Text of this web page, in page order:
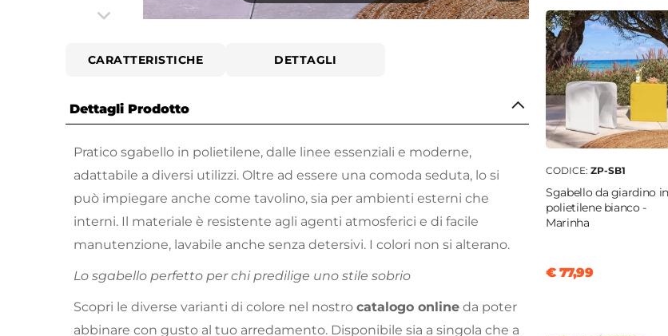
CARATTERISTICHE DETTAGLI
Dettagli Prodotto
Pratico sgabello in polietilene, dalle linee essenziali e moderne,
adattabile a diversi utilizzi. Oltre ad essere una comoda seduta, lo si
può impiegare anche come tavolino, sia per ambienti esterni che
interni. Il materiale è resistente agli agenti atmosferici e di facile
manutenzione, lavabile anche senza detersivi. I colori non si alterano.
Lo sgabello perfetto per chi predilige uno stile sobrio
Scopri le diverse varianti di colore nel nostro catalogo online da poter
abbinare con gusto al tuo arredamento. Disponibile sia a singola che a
CODICE: ZP-SB1
Sgabello da giardino in
polietilene bianco -
Marinha
€ 77,99